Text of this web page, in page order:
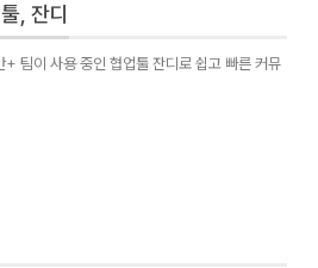
, 잔디
팀이 사용 중인 협업툴 잔디로 쉽고 빠른 커뮤